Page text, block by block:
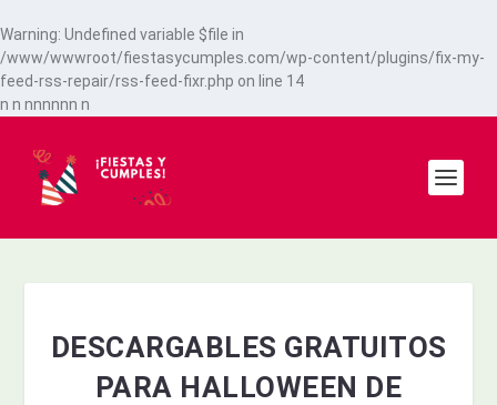
Warning: Undefined variable $file in
/www/wwwroot/fiestasycumples.com/wp-content/plugins/fix-my-
feed-rss-repair/rss-feed-fixr.php on line 14
n n nnnnnn n
DESCARGABLES GRATUITOS
PARA HALLOWEEN DE